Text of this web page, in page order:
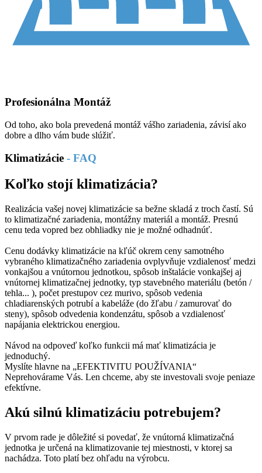
Profesionálna Montáž
Od toho, ako bola prevedená montáž vášho zariadenia, závisí ako
dobre a dlho vám bude slúžiť.
Klimatizácie - FAQ
Koľko stojí klimatizácia?
Realizácia vašej novej klimatizácie sa bežne skladá z troch častí. Sú
to klimatizačné zariadenia, montážny materiál a montáž. Presnú
cenu teda vopred bez obhliadky nie je možné odhadnúť.
Cenu dodávky klimatizácie na kľúč okrem ceny samotného
vybraného klimatizačného zariadenia ovplyvňuje vzdialenosť medzi
vonkajšou a vnútornou jednotkou, spôsob inštalácie vonkajšej aj
vnútornej klimatizačnej jednotky, typ stavebného materiálu (betón /
tehla... ), počet prestupov cez murivo, spôsob vedenia
chladiarenských potrubí a kabeláže (do žľabu / zamurovať do
steny), spôsob odvedenia kondenzátu, spôsob a vzdialenosť
napájania elektrickou energiou.
Návod na odpoveď koľko funkcii má mať klimatizácia je
jednoduchý.
Myslíte hlavne na „EFEKTIVITU POUŽÍVANIA“
Neprehovárame Vás. Len chceme, aby ste investovali svoje peniaze
efektívne.
Akú silnú klimatizáciu potrebujem?
V prvom rade je dôležité si povedať, že vnútorná klimatizačná
jednotka je určená na klimatizovanie tej miestnosti, v ktorej sa
nachádza. Toto platí bez ohľadu na výrobcu.